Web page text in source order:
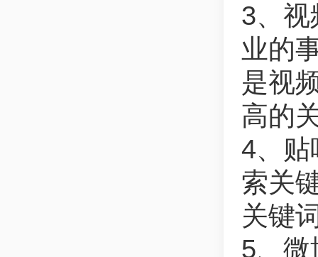
3、视
业的
是视
高的
4、贴
索关
关键
5、微